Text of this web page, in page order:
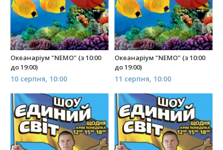
Океанаріум "NEMO" (з 10:00
до 19:00)
10 серпня, 10:00
Океанаріум "NEMO" (з 10:00
до 19:00)
11 серпня, 10:00